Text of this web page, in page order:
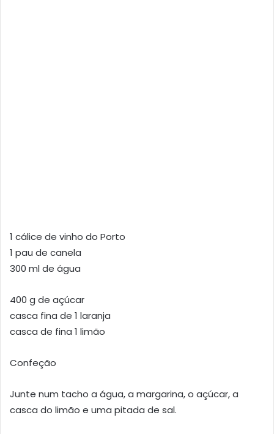
1 cálice de vinho do Porto
1 pau de canela
300 ml de água
400 g de açúcar
casca fina de 1 laranja
casca de fina 1 limão
Confeção
Junte num tacho a água, a margarina, o açúcar, a
casca do limão e uma pitada de sal.